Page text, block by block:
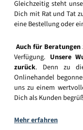
Gleichzeitig steht
Dich mit Rat und Tat
eine Bestellung oder
Auch für Beratungen
Verfügung. Unsere
zurück. Denn zu
Onlinehandel
uns zu einem
Dich als Kunden
Mehr erfahren